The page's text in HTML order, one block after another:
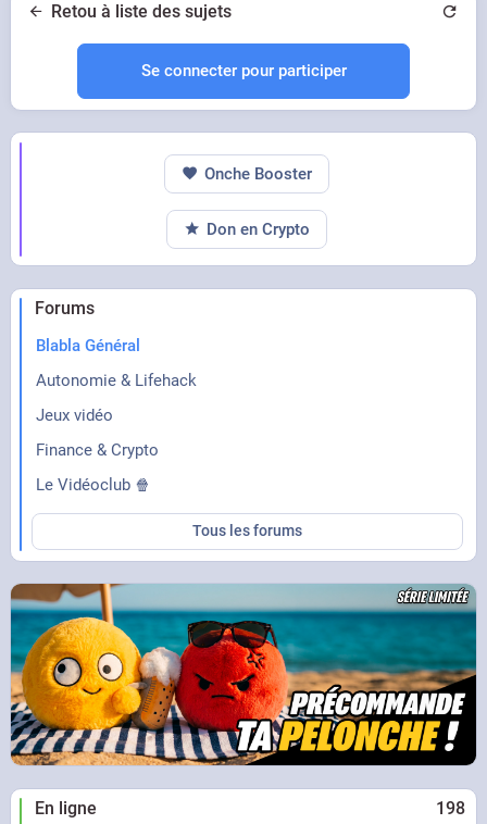
Retou à liste des sujets
Se connecter pour participer
Forums
Blabla Général
Autonomie & Lifehack
Jeux vidéo
Finance & Crypto
Le Vidéoclub 🍿
Tous les forums
En ligne 198
Onche Booster
Don en Crypto